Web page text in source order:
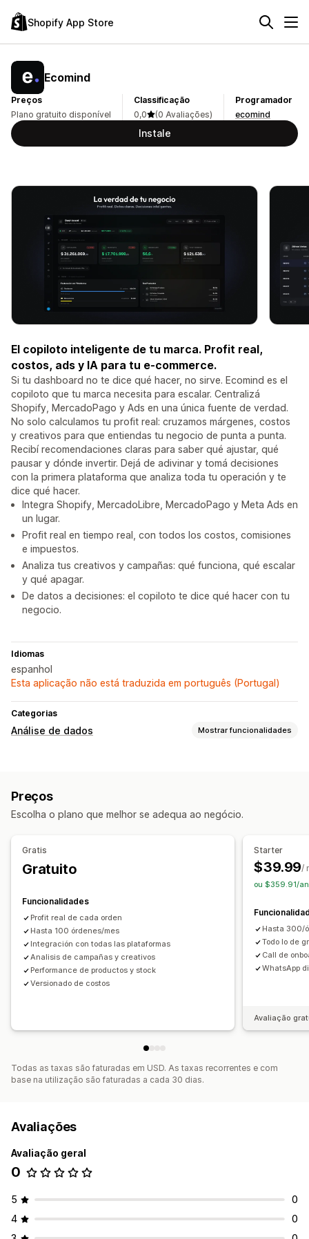
Shopify App Store
Ecomind
Preços
Plano gratuito disponível
Classificação
0,0
(0 Avaliações)
Programador
ecomind
Instale
El copiloto inteligente de tu marca. Profit real,
costos, ads y IA para tu e-commerce.
Si tu dashboard no te dice qué hacer, no sirve. Ecomind es el
copiloto que tu marca necesita para escalar. Centralizá
Shopify, MercadoPago y Ads en una única fuente de verdad.
No solo calculamos tu profit real: cruzamos márgenes, costos
y creativos para que entiendas tu negocio de punta a punta.
Recibí recomendaciones claras para saber qué ajustar, qué
pausar y dónde invertir. Dejá de adivinar y tomá decisiones
con la primera plataforma que analiza toda tu operación y te
dice qué hacer.
Integra Shopify, MercadoLibre, MercadoPago y Meta Ads en
un lugar.
Profit real en tiempo real, con todos los costos, comisiones
e impuestos.
Analiza tus creativos y campañas: qué funciona, qué escalar
y qué apagar.
De datos a decisiones: el copiloto te dice qué hacer con tu
negocio.
Idiomas
espanhol
Esta aplicação não está traduzida em português (Portugal)
Categorias
Análise de dados Mostrar funcionalidades
ROAS Informações sobre lucros
Preços
Escolha o plano que melhor se adequa ao negócio.
Gratis
Gratuito
Funcionalidades
Profit real de cada orden
Hasta 100 órdenes/mes
Integración con todas las plataformas
Analisis de campañas y creativos
Performance de productos y stock
Versionado de costos
Starter
$39.99/
ou $359.91/
Hasta 300/
Todo lo de
Call de
WhatsApp
Avaliação
Todas as taxas são faturadas em USD. As taxas recorrentes e com
base na utilização são faturadas a cada 30 dias.
Avaliações
Avaliação geral
0
5
0
4
0